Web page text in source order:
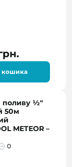
кошика
поливу ½"
50м
METEOR –
0